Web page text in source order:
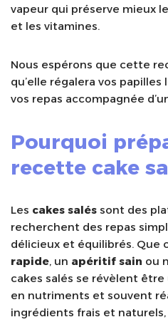
vapeur qui préserve mieux
et les vitamines.
Nous espérons que cette
qu’elle régalera vos
vos repas accompagnée
Pourquoi
recette cake
Les cakes salés sont des
recherchent des repas
délicieux et équilibrés. Que
rapide, un apéritif sain ou
cakes salés se révèlent
en nutriments et souvent
ingrédients frais et